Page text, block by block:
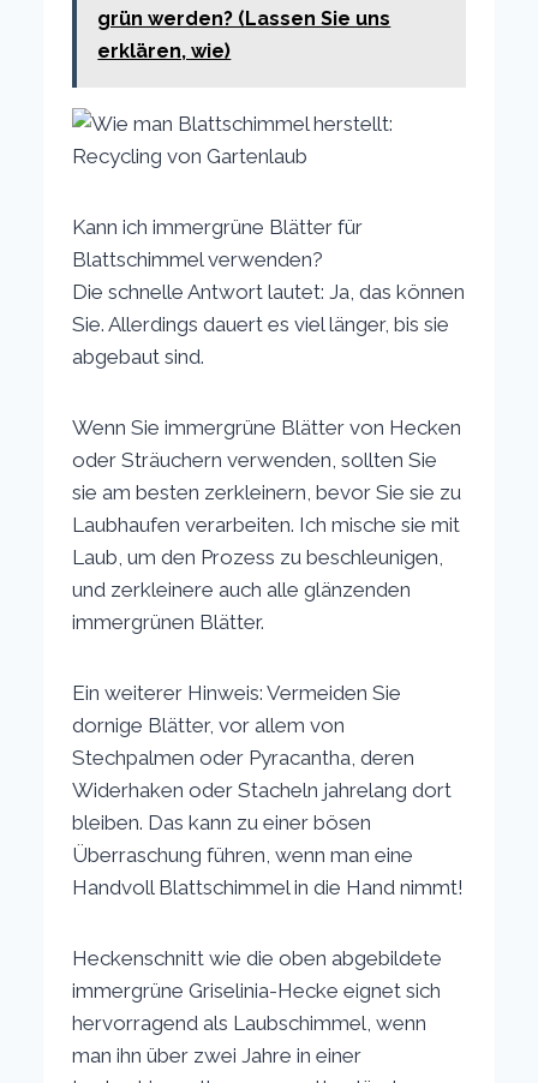
grün werden? (Lassen Sie uns
erklären, wie)
Kann ich immergrüne Blätter für
Blattschimmel verwenden?
Die schnelle Antwort lautet: Ja, das können
Sie. Allerdings dauert es viel länger, bis sie
abgebaut sind.
Wenn Sie immergrüne Blätter von Hecken
oder Sträuchern verwenden, sollten Sie
sie am besten zerkleinern, bevor Sie sie zu
Laubhaufen verarbeiten. Ich mische sie mit
Laub, um den Prozess zu beschleunigen,
und zerkleinere auch alle glänzenden
immergrünen Blätter.
Ein weiterer Hinweis: Vermeiden Sie
dornige Blätter, vor allem von
Stechpalmen oder Pyracantha, deren
Widerhaken oder Stacheln jahrelang dort
bleiben. Das kann zu einer bösen
Überraschung führen, wenn man eine
Handvoll Blattschimmel in die Hand nimmt!
Heckenschnitt wie die oben abgebildete
immergrüne Griselinia-Hecke eignet sich
hervorragend als Laubschimmel, wenn
man ihn über zwei Jahre in einer